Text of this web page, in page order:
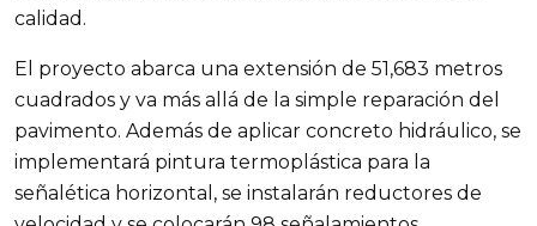
calidad.
El proyecto abarca una extensión de 51,683 metros
cuadrados y va más allá de la simple reparación del
pavimento. Además de aplicar concreto hidráulico, se
implementará pintura termoplástica para la
señalética horizontal, se instalarán reductores de